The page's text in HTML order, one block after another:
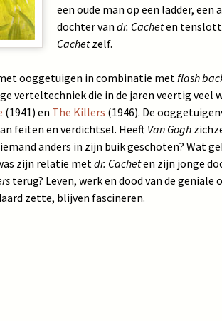
een oude man op een ladder, een
dochter van dr. Cacheten
Cachetzelf.
ooggetuigen in combinatie metflash
verteltechniek die in de jaren veertig veel
(1941) en The Killers (1946). De
feiten en verdichtsel. HeeftVan Gogh
anders in zijn buik geschoten? Wat
zijn relatie metdr. Cacheten zijn jonge
terug? Leven, werk en dood van de geniale
zette, blijven fascineren.